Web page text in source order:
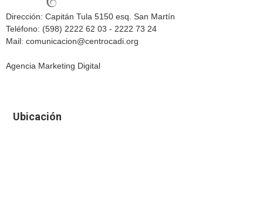
Dirección: Capitán Tula 5150 esq. San Martín
Teléfono: (598) 2222 62 03 - 2222 73 24
Mail: comunicacion@centrocadi.org
Agencia Marketing Digital
Ubicación